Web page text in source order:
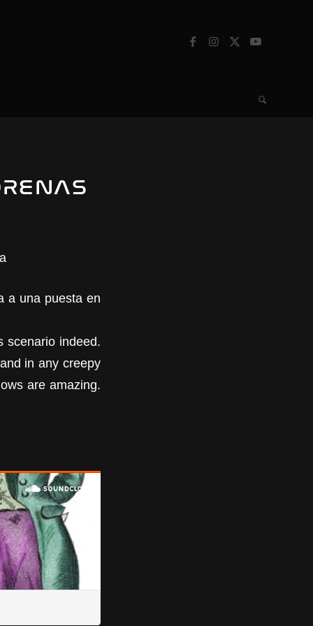
a una puesta en
scenario indeed.
in any creepy
are amazing.